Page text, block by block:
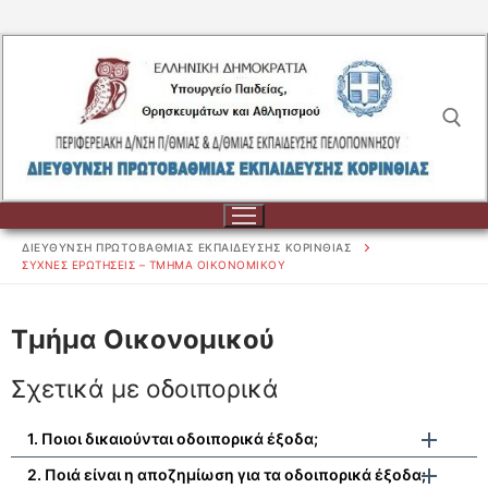
περιεχόμενο
Αναζήτηση για:
Αναζήτηση
για:
ΔΙΟΙΚΗΣΗ
ΔΙΟΙΚΗΣΗ
ΟΡΓΑΝΟΓΡΑΜΜΑ
ΣΧΟΛΕΙΑ
ΣΧΟΛΕΙΑ
ΕΚΠΑΙΔΕΥΤΙΚΟΙ
ΔΙΕΥΘΥΝΣΗ ΠΡΩΤΟΒΑΘΜΙΑΣ ΕΚΠΑΙΔΕΥΣΗΣ ΚΟΡΙΝΘΙΑΣ
ΣΥΧΝΕΣ ΕΡΩΤΗΣΕΙΣ – ΤΜΗΜΑ ΟΙΚΟΝΟΜΙΚΟΥ
Τμήμα Οικονομικού
Σχετικά με οδοιπορικά
1. Ποιοι δικαιούνται οδοιπορικά έξοδα;
2. Ποιά είναι η αποζημίωση για τα οδοιπορικά έξοδα;